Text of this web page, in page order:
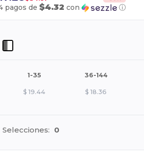
pagos de $4.32 con ⓘ
1-35 36-144
$ 19.44 $ 18.36
Selecciones: 0